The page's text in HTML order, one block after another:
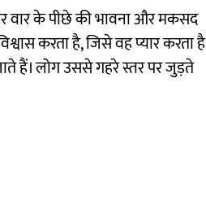
वार के पीछे की भावना और मकसद
करता है, जिसे वह प्यार करता है
हैं। लोग उससे गहरे स्तर पर जुड़ते